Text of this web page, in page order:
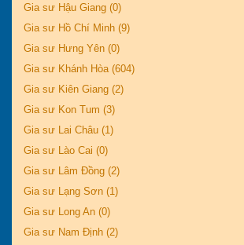
Gia sư Hậu Giang (0)
Gia sư Hồ Chí Minh (9)
Gia sư Hưng Yên (0)
Gia sư Khánh Hòa (604)
Gia sư Kiên Giang (2)
Gia sư Kon Tum (3)
Gia sư Lai Châu (1)
Gia sư Lào Cai (0)
Gia sư Lâm Đồng (2)
Gia sư Lạng Sơn (1)
Gia sư Long An (0)
Gia sư Nam Định (2)